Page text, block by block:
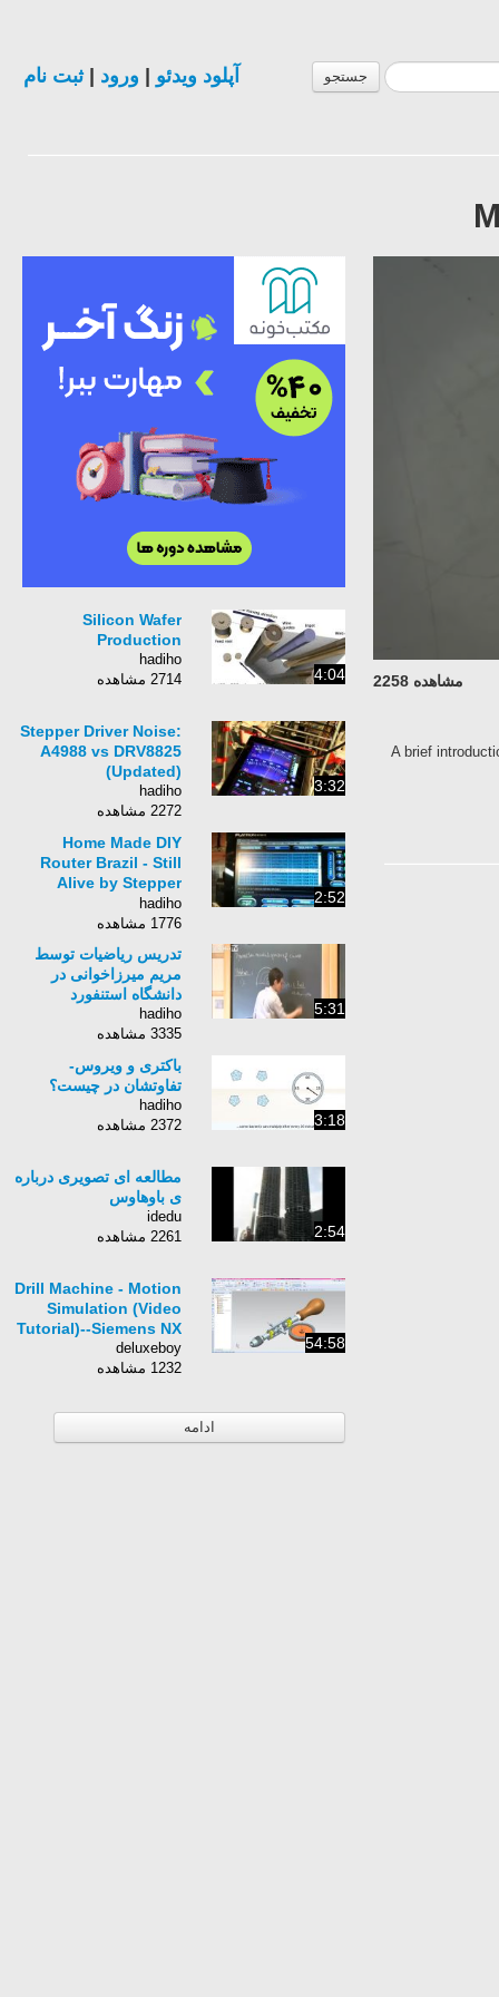
جستجو آپلود ویدئو ورود |ثبت نام
مشاهده 2258
A brief
4:04
Silicon Wafer
Production
hadiho
2714 مشاهده
3:32
Stepper Driver Noise:
A4988 vs DRV8825
(Updated)
hadiho
2272 مشاهده
2:52
Home Made DIY
Router Brazil - Still
Alive by Stepper
Motors Sound
hadiho
1776 مشاهده
5:31
تدریس ریاضیات توسط
مریم میرزاخوانی در
دانشگاه استنفورد
hadiho
3335 مشاهده
3:18
باکتری و ویروس-
تفاوتشان در چیست؟
hadiho
2372 مشاهده
2:54
مطالعه ای تصویری درباره
ی باوهاوس
idedu
2261 مشاهده
54:58
Drill Machine - Motion
Simulation (Video
Tutorial)--Siemens NX
deluxeboy
1232 مشاهده
ادامه